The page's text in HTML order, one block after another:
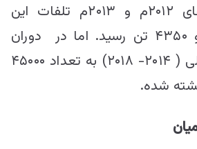
چنانچه در سال‌های ۲۰۱۲م و ۲۰۱۳م تلفات این
نیرو‌ها به ۲۷۶۵ و ۴۳۵۰ تن رسید. اما در دوران
حکومت وحدت ملی ( ۲۰۱۴- ۲۰۱۸) به تعداد ۴۵۰۰۰
شده.